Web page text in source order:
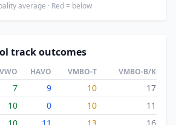
average · Red = below
track outcomes
VWO HAVO VMBO-T VMBO-B/K
7 9 10
17
10 0 10
11